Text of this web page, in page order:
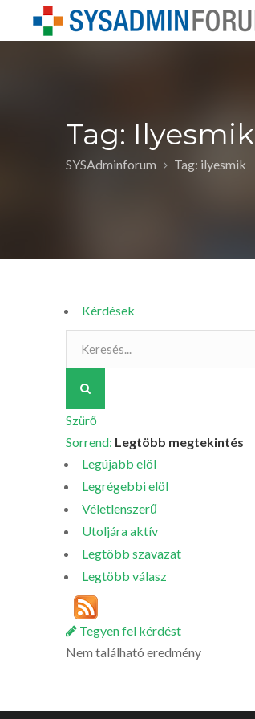
Tag: Ilyesmik
SYSAdminforum Tag: ilyesmik
Kérdések
Szürő
Sorrend: Legtöbb megtekintés
Legújabb elöl
Legrégebbi elöl
Véletlenszerű
Utoljára aktív
Legtöbb szavazat
Legtöbb válasz
Tegyen fel kérdést
Nem található eredmény